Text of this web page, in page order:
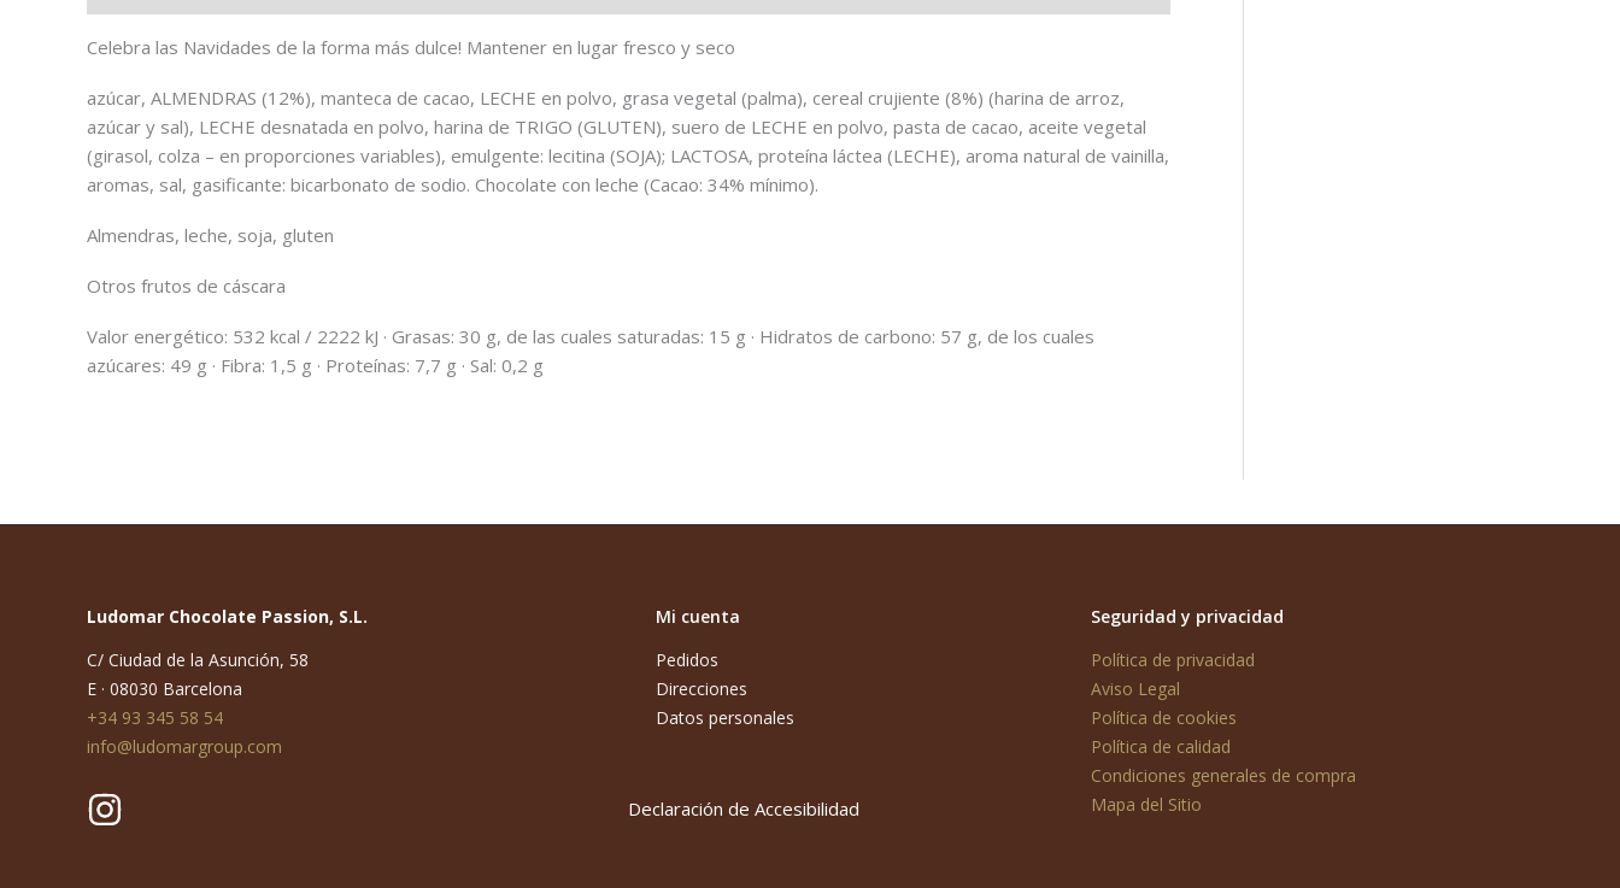
Celebra las Navidades de la forma más dulce! Mantener en lugar fresco y seco
azúcar, ALMENDRAS (12%), manteca de cacao, LECHE en polvo, grasa vegetal (palma), cereal crujiente (8%) (harina de arroz,
azúcar y sal), LECHE desnatada en polvo, harina de TRIGO (GLUTEN), suero de LECHE en polvo, pasta de cacao, aceite vegetal
(girasol, colza – en proporciones variables), emulgente: lecitina (SOJA); LACTOSA, proteína láctea (LECHE), aroma natural de vainilla,
aromas, sal, gasificante: bicarbonato de sodio. Chocolate con leche (Cacao: 34% mínimo).
Almendras, leche, soja, gluten
Otros frutos de cáscara
Valor energético: 532 kcal / 2222 kJ · Grasas: 30 g, de las cuales saturadas: 15 g · Hidratos de carbono: 57 g, de los cuales
azúcares: 49 g · Fibra: 1,5 g · Proteínas: 7,7 g · Sal: 0,2 g
Ludomar Chocolate Passion, S.L.
C/ Ciudad de la Asunción, 58
E · 08030 Barcelona
+34 93 345 58 54
info@ludomargroup.com
Mi cuenta
Pedidos
Direcciones
Datos personales
Declaración de Accesibilidad
Seguridad y privacidad
Política de privacidad
Aviso Legal
Política de cookies
Política de calidad
Condiciones generales de compra
Mapa del Sitio